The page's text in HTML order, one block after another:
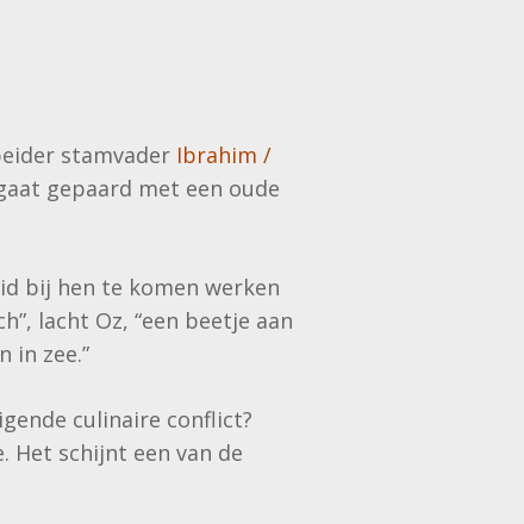
stamvader Ibrahim /
gepaard met een oude
bij hen te komen werken
lacht Oz, “een beetje aan
in zee.”
culinaire conflict?
Het schijnt een van de